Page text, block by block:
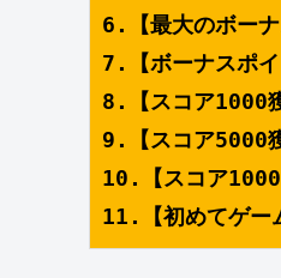
6.【最大のボーナ
7.【ボーナスポイ
8.【スコア1000
9.【スコア5000
10.【スコア
11.【初めてゲー